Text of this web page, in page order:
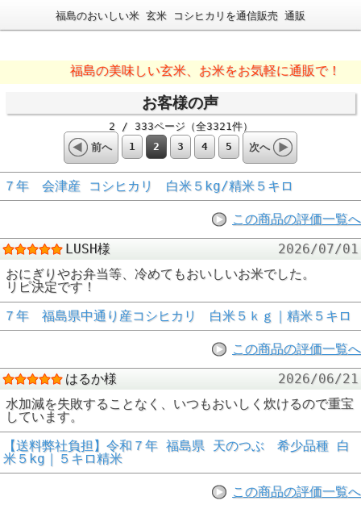
福島のおいしい米 玄米 コシヒカリを通信販売 通販
福島の美味しい玄米、お米をお気軽に通販で！
お客様の声
2 / 333ページ（全3321件）
前へ
1 2 3 4 5 次へ
７年 会津産 コシヒカリ 白米５kg/精米５キロ
この商品の評価一覧へ
LUSH様
2026/07/01
おにぎりやお弁当等、冷めてもおいしいお米でした。
リピ決定です！
７年 福島県中通り産コシヒカリ 白米５ｋｇ｜精米５キロ
この商品の評価一覧へ
はるか様
2026/06/21
水加減を失敗することなく、いつもおいしく炊けるので重宝
しています。
【送料弊社負担】令和７年 福島県 天のつぶ 希少品種 白
米５kg｜５キロ精米
この商品の評価一覧へ